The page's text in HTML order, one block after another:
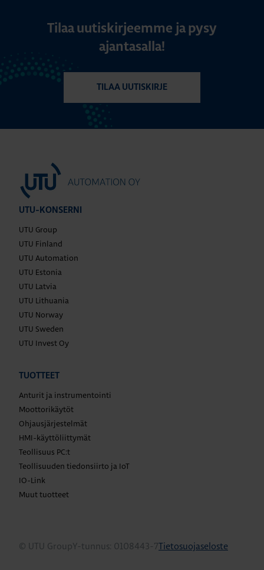
Tilaa uutiskirjeemme ja pysy
ajantasalla!
TILAA UUTISKIRJE
UTU-KONSERNI
UTU Group
UTU Finland
UTU Automation
UTU Estonia
UTU Latvia
UTU Lithuania
UTU Norway
UTU Sweden
UTU Invest Oy
TUOTTEET
Anturit ja instrumentointi
Moottorikäytöt
Ohjausjärjestelmät
HMI-käyttöliittymät
Teollisuus PC:t
Teollisuuden tiedonsiirto ja IoT
IO-Link
Muut tuotteet
© UTU GroupY-tunnus: 0108443-7Tietosuojaseloste